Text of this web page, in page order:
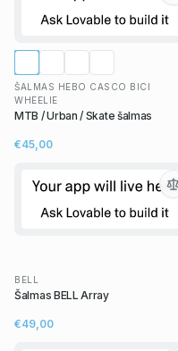
ŠALMAS HEBO CASCO BICI
WHEELIE
MTB / Urban / Skate šalmas
€45,00
BELL
Šalmas BELL Array
€49,00